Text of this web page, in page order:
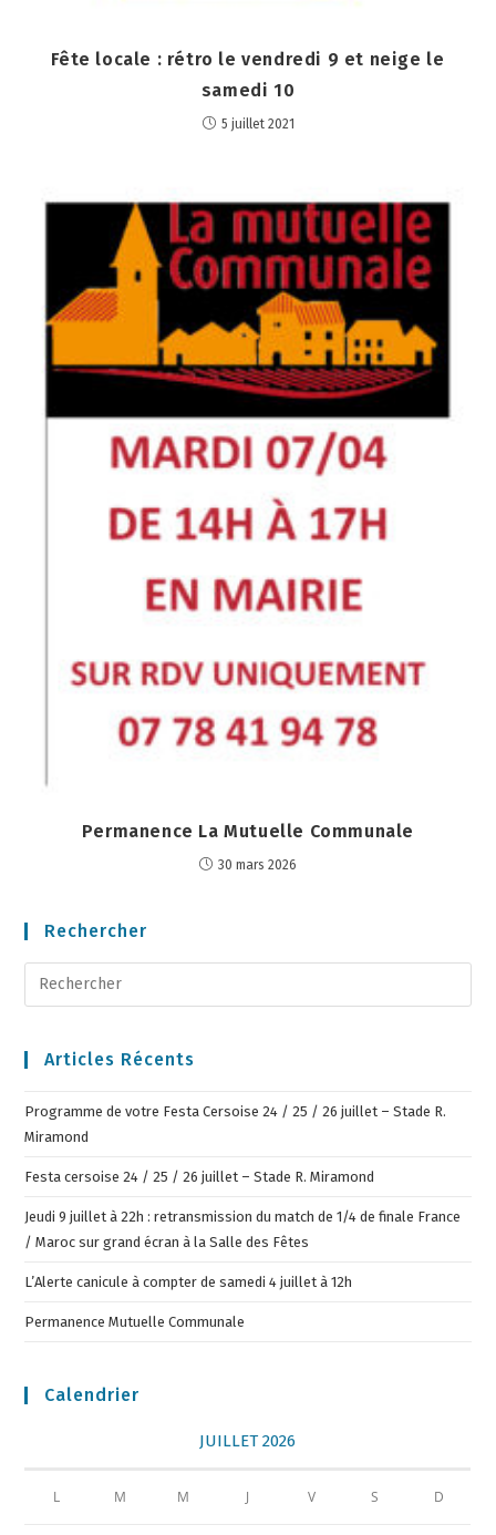
Fête locale : rétro le vendredi 9 et neige le
samedi 10
5 juillet 2021
Permanence La Mutuelle Communale
30 mars 2026
Rechercher
Articles Récents
Programme de votre Festa Cersoise 24 / 25 / 26 juillet – Stade R.
Miramond
Festa cersoise 24 / 25 / 26 juillet – Stade R. Miramond
Jeudi 9 juillet à 22h : retransmission du match de 1/4 de finale France
/ Maroc sur grand écran à la Salle des Fêtes
L’Alerte canicule à compter de samedi 4 juillet à 12h
Permanence Mutuelle Communale
Calendrier
JUILLET 2026
L M M J V S D